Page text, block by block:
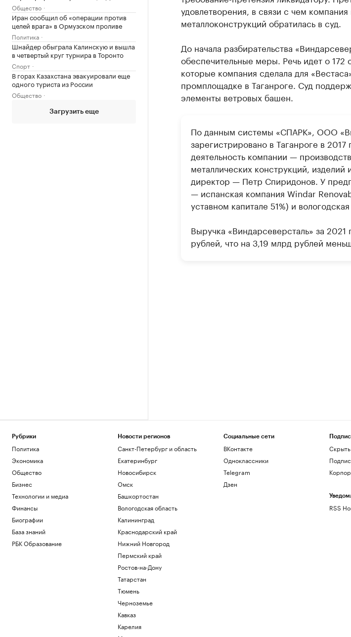
Общество
Иран сообщил об «операции против
целей врага» в Ормузском проливе
Политика
Шнайдер обыграла Калинскую и вышла
в четвертый круг турнира в Торонто
Спорт
В горах Казахстана эвакуировали еще
одного туриста из России
Общество
Загрузить еще
удовлетворения, в связи с чем
металлоконструкций обратилась в суд.
До начала разбирательства
обеспечительные меры. Речь идет о 172
которые компания сделала для
промплощадке в Таганроге. Суд
элементы ветровых башен.
По данным системы «СПАРК», ООО
зарегистрировано в Таганроге в 2017
деятельность компании —
металлических конструкций, изделий
директор — Петр Спиридонов. У
— испанская компания Windar
уставном капитале 51%) и
Выручка «Виндарсеверсталь» за 2021
рублей, что на 3,19 млрд рублей
Рубрики
Политика
Экономика
Общество
Бизнес
Технологии и медиа
Финансы
Биографии
База знаний
РБК Образование
Новости регионов
Санкт-Петербург и область
Екатеринбург
Новосибирск
Омск
Башкортостан
Вологодская область
Калининград
Краснодарский край
Нижний Новгород
Пермский край
Ростов-на-Дону
Татарстан
Тюмень
Черноземье
Кавказ
Карелия
Социальные сети
ВКонтакте
Одноклассники
Telegram
Дзен
RSS